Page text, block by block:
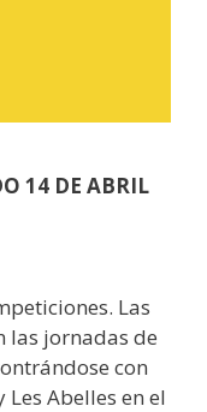
14 DE ABRIL
Las
las jornadas de
con
Les Abelles en el